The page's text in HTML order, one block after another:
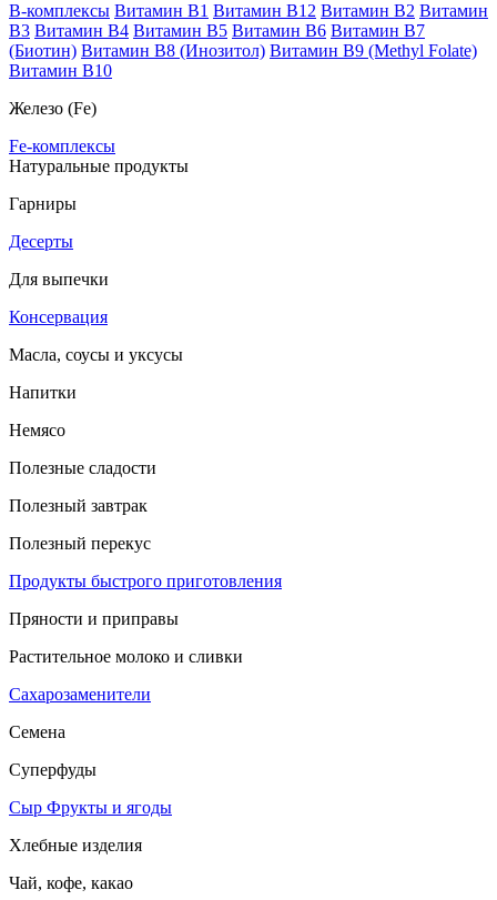
B-комплексы Витамин B1 Витамин B12 Витамин B2 Витамин
B3 Витамин B4 Витамин B5 Витамин B6 Витамин B7
(Биотин) Витамин B8 (Инозитол) Витамин B9 (Methyl Folate)
Витамин В10
Железо (Fe)
Fe-комплексы
Натуральные продукты
Гарниры
Десерты
Для выпечки
Консервация
Масла, соусы и уксусы
Напитки
Немясо
Полезные сладости
Полезный завтрак
Полезный перекус
Продукты быстрого приготовления
Пряности и приправы
Растительное молоко и сливки
Сахарозаменители
Семена
Суперфуды
Сыр Фрукты и ягоды
Хлебные изделия
Чай, кофе, какао